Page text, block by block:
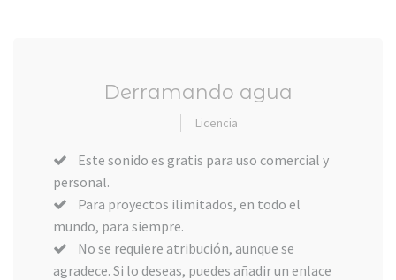
Derramando agua
Licencia
Este sonido es gratis para uso comercial y
personal.
Para proyectos ilimitados, en todo el
mundo, para siempre.
No se requiere atribución, aunque se
agradece. Si lo deseas, puedes añadir un enlace